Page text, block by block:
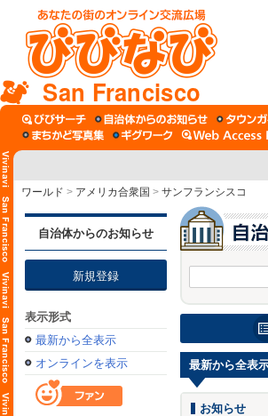
San Francisco
ワールド > アメリカ合衆国 > サンフランシスコ
自治体からのお知らせ
新規登録
表示形式
最新から全表示
オンラインを表示
最新から全表
お知らせ